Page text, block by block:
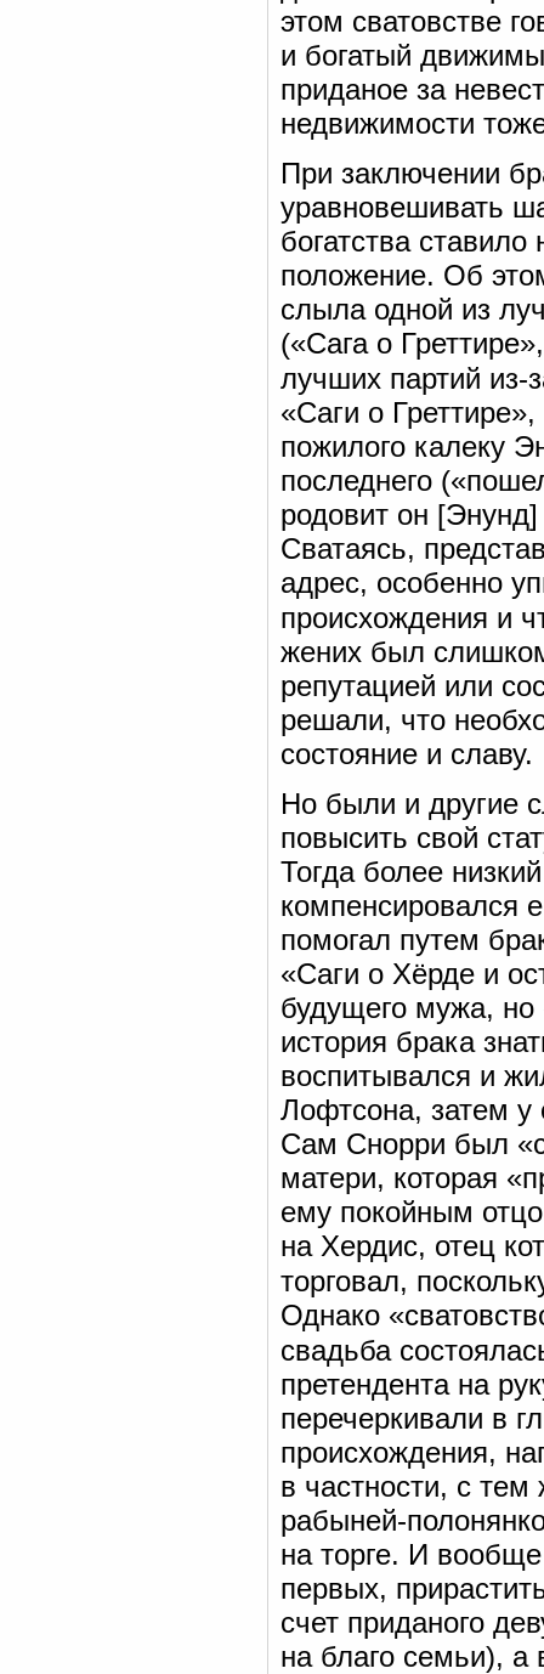
этом сватовстве
и богатый
приданое за
недвижимости
При заключении
уравновешивать
богатства
положение. Об
слыла одной из
(«Сага о
лучших партий из-
«Саги о
пожилого калеку
последнего
родовит он
Сватаясь,
адрес, особенно
происхождения и
жених был
репутацией или
решали, что
состояние и славу.
Но были и другие
повысить свой
Тогда более
компенсировался
помогал путем
«Саги о Хёрде и
будущего мужа, но
история брака
воспитывался и
Лофтсона, затем у
Сам Снорри был
матери, которая
ему покойным
на Хердис, отец
торговал,
Однако
свадьба
претендента на
перечеркивали в
происхождения,
в частности, с
рабыней-
на торге. И
первых,
счет приданого
на благо семьи), а